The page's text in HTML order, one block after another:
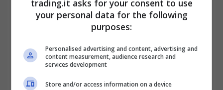
trading.it asks for your consent to use
your personal data for the following
purposes:
Personalised advertising and content, advertising and
content measurement, audience research and
services development
Store and/or access information on a device